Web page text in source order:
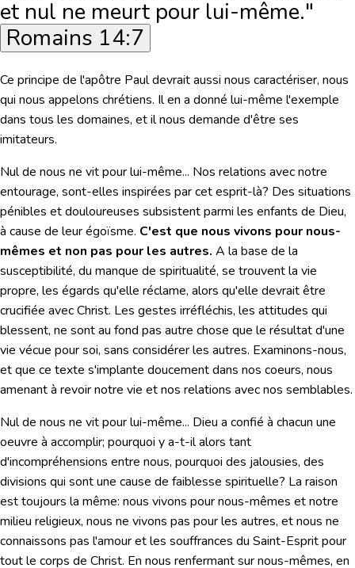
et nul ne meurt pour lui-même."
Romains 14:7
Ce principe de l'apôtre Paul devrait aussi nous caractériser, nous
qui nous appelons chrétiens. Il en a donné lui-même l'exemple
dans tous les domaines, et il nous demande d'être ses
imitateurs.
Nul de nous ne vit pour lui-même... Nos relations avec notre
entourage, sont-elles inspirées par cet esprit-là? Des situations
pénibles et douloureuses subsistent parmi les enfants de Dieu,
à cause de leur égoïsme. C'est que nous vivons pour nous-
mêmes et non pas pour les autres. A la base de la
susceptibilité, du manque de spiritualité, se trouvent la vie
propre, les égards qu'elle réclame, alors qu'elle devrait être
crucifiée avec Christ. Les gestes irréfléchis, les attitudes qui
blessent, ne sont au fond pas autre chose que le résultat d'une
vie vécue pour soi, sans considérer les autres. Examinons-nous,
et que ce texte s'implante doucement dans nos coeurs, nous
amenant à revoir notre vie et nos relations avec nos semblables.
Nul de nous ne vit pour lui-même... Dieu a confié à chacun une
oeuvre à accomplir; pourquoi y a-t-il alors tant
d'incompréhensions entre nous, pourquoi des jalousies, des
divisions qui sont une cause de faiblesse spirituelle? La raison
est toujours la même: nous vivons pour nous-mêmes et notre
milieu religieux, nous ne vivons pas pour les autres, et nous ne
connaissons pas l'amour et les souffrances du Saint-Esprit pour
tout le corps de Christ. En nous renfermant sur nous-mêmes, en